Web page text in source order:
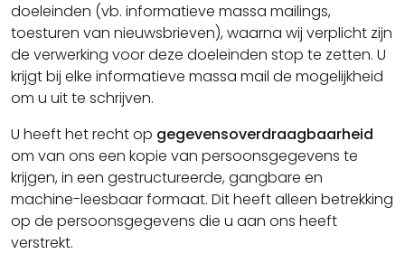
doeleinden (vb. informatieve massa mailings,
toesturen van nieuwsbrieven), waarna wij verplicht zijn
de verwerking voor deze doeleinden stop te zetten. U
krijgt bij elke informatieve massa mail de mogelijkheid
om u uit te schrijven.
U heeft het recht op gegevensoverdraagbaarheid
om van ons een kopie van persoonsgegevens te
krijgen, in een gestructureerde, gangbare en
machine-leesbaar formaat. Dit heeft alleen betrekking
op de persoonsgegevens die u aan ons heeft
verstrekt.